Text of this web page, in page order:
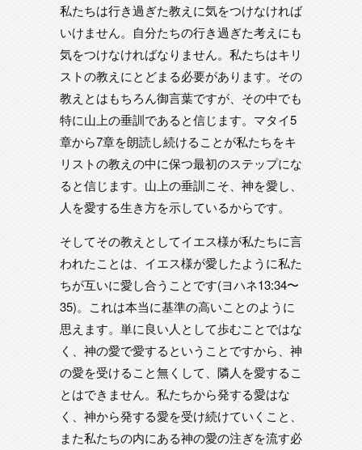
私たちは行き過ぎた教えに気をつけなければ
いけません。自分たちの行き過ぎた考えにも
気をつけなければなりません。私たちはキリ
ストの教えにとどまる必要があります。その
教えとはもちろん御言葉ですが、その中でも
特に山上の垂訓であると信じます。マタイ5
章から7章を朗読し続けることが私たちをキ
リストの教えの中に保つ最初のステップにな
ると信じます。山上の垂訓こそ、神を愛し、
人を愛する生き方を示しているからです。
そしてその教えとしてイエス様が私たちに言
われたことは、イエス様が愛したように私た
ちが互いに愛し合うことです(ヨハネ13:34〜
35)。これは本当に基準の高いことのように
思えます。単に良い人として歩むことではな
く、神の愛で愛するということですから、神
の愛を受けること無くして、隣人を愛するこ
とはできません。私たちから発する愛はな
く、神から発する愛を受け続けていくこと、
また私たちの内にある神の愛の注ぎを流す必